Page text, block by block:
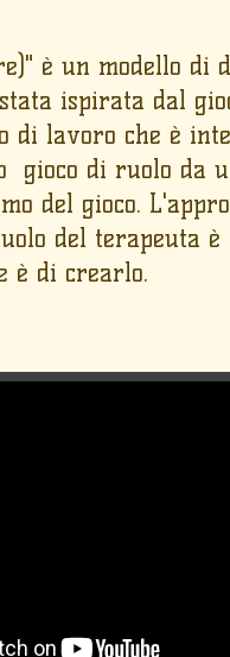
è un modello di
ispirata dal
di lavoro che è
gioco di ruolo da
del gioco.
del terapeuta è
è di crearlo.